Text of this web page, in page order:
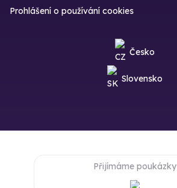
Prohlášení o používání cookies
Česko
Slovensko
Přijímáme poukázky